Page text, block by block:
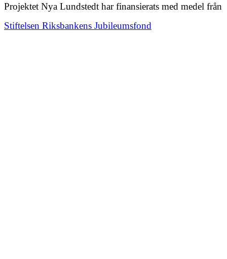
Projektet Nya Lundstedt har finansierats med medel från
Stiftelsen Riksbankens Jubileumsfond